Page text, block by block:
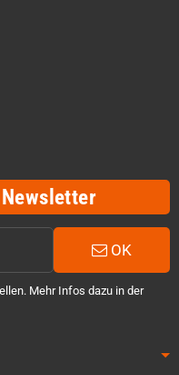
OK
Mehr Infos dazu in der